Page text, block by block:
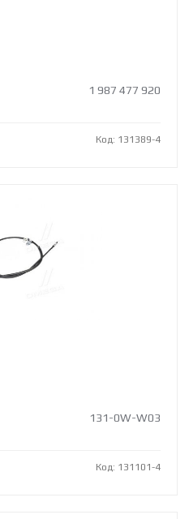
1 987 477 920
Код: 131389-4
131-0W-W03
Код: 131101-4